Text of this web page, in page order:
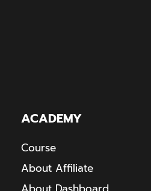
ACADEMY
Course
About Affiliate